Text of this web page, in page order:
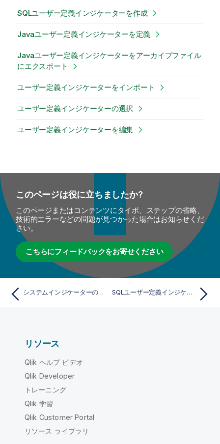
SQLユーザー定義インジケーターを作成
Javaユーザー定義インジケーターを定義
Javaユーザー定義インジケーターをアーカイブファイル
にエクスポート
ユーザー定義インジケーターをインポート
ユーザー定義インジケーターの選択
ユーザー定義インジケーターを編集
このページは役に立ちましたか?
このページまたはコンテンツにタイポ、ステップの省略、
技術的エラーなどの問題が見つかった場合はお知らせくだ
さい。
こちらにフィードバックをお寄せください
システムインジケーターの複製 SQLユーザー定義インジケーターを作成
リソース
Qlik ヘルプ ビデオ
Qlik Developer
トレーニング
Qlik 学習
Qlik Customer Portal
リソース ライブラリ